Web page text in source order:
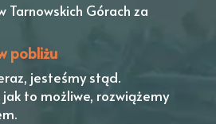
Tarnowskich Górach za
pobliżu
jesteśmy stąd.
jak to możliwe, rozwiążemy